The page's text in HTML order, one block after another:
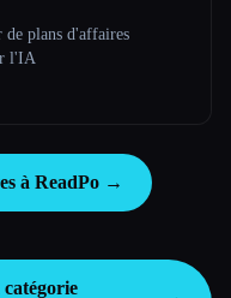
de plans d'affaires
l'IA
à ReadPo →